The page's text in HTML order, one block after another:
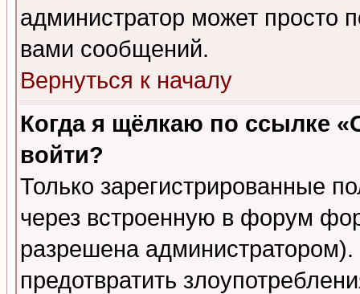
администратор может просто
вами сообщений.
Вернуться к началу
Когда я щёлкаю по ссылке
войти?
Только зарегистрированные
через встроенную в форум
разрешена
предотвратить